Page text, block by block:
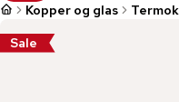
Kopper og glas
Sale